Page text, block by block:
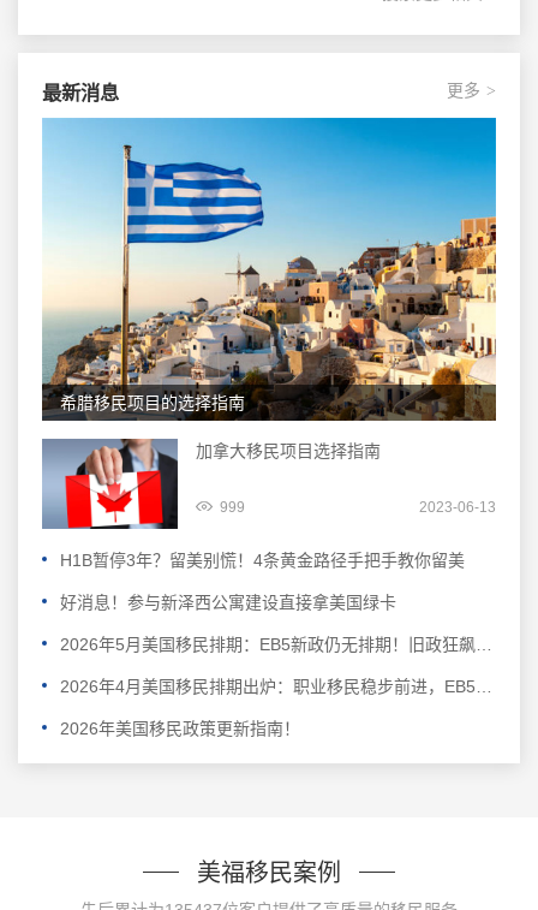
最新消息 更多 >
希腊移民项目的选择指南
加拿大移民项目选择指南
999 2023-06-13
H1B暂停3年？留美别慌！4条黄金路径手把手教你留美
好消息！参与新泽西公寓建设直接拿美国绿卡
2026年5月美国移民排期：EB5新政仍无排期！旧政狂飙5个月！
2026年4月美国移民排期出炉：职业移民稳步前进，EB5新政依旧无排期
2026年美国移民政策更新指南！
美福移民案例